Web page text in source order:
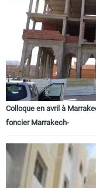
Colloque en avril à
foncier Marrakech-